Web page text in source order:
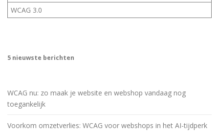
WCAG 3.0
5 nieuwste berichten
WCAG nu: zo maak je website en webshop vandaag nog
toegankelijk
Voorkom omzetverlies: WCAG voor webshops in het AI-tijdperk